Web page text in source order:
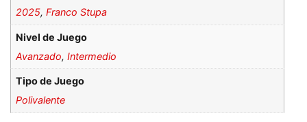
2025,Franco Stupa
Nivel de Juego
Avanzado,Intermedio
Tipo de Juego
Polivalente